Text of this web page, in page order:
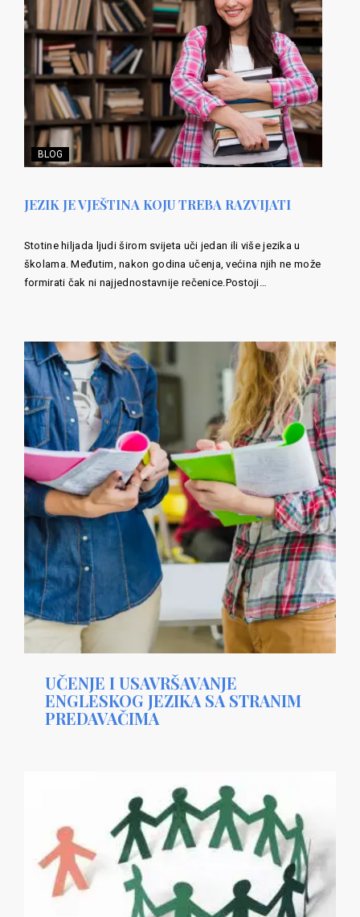
BLOG
JEZIK JE VJEŠTINA KOJU TREBA RAZVIJATI
Stotine hiljada ljudi širom svijeta uči jedan ili više jezika u
školama. Međutim, nakon godina učenja, većina njih ne može
formirati čak ni najjednostavnije rečenice.Postoji…
UČENJE I USAVRŠAVANJE
ENGLESKOG JEZIKA SA STRANIM
PREDAVAČIMA